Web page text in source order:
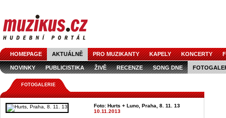
HOMEPAGE AKTUÁLNĚ PRO MUZIKANTY KAPELY KONCERTY
NOVINKY PUBLICISTIKA ŽIVĚ RECENZE SONG DNE
FOTOGALERIE
Foto: Hurts + Luno, Praha, 8. 11. 13
10.11.2013